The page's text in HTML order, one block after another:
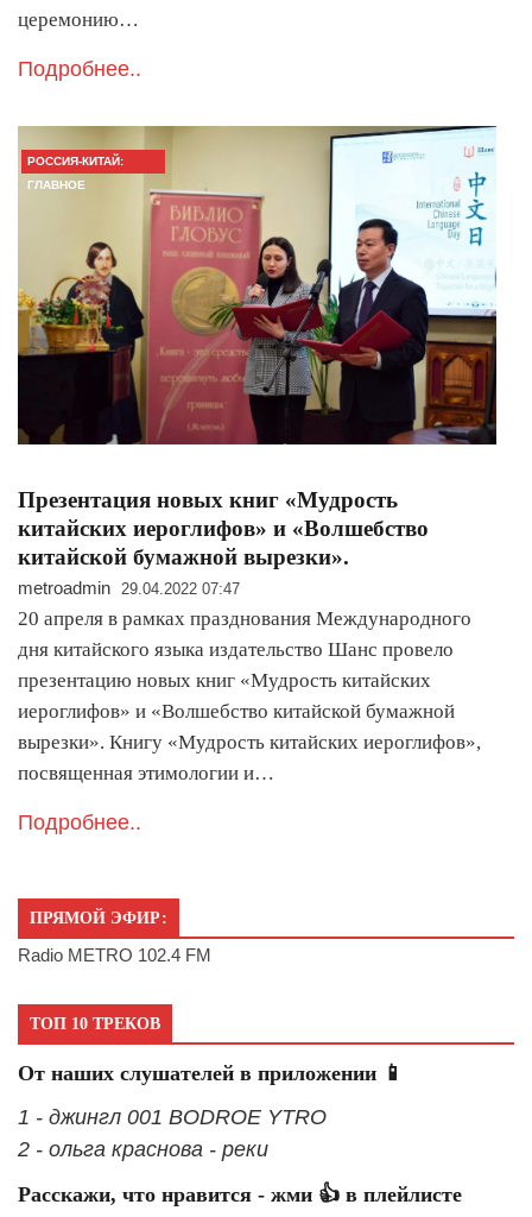
церемонию…
Подробнее..
РОССИЯ-КИТАЙ:
ГЛАВНОЕ
Презентация новых книг «Мудрость
китайских иероглифов» и «Волшебство
китайской бумажной вырезки».
metroadmin 29.04.2022 07:47
20 апреля в рамках празднования Международного
дня китайского языка издательство Шанс провело
презентацию новых книг «Мудрость китайских
иероглифов» и «Волшебство китайской бумажной
вырезки». Книгу «Мудрость китайских иероглифов»,
посвященная этимологии и…
Подробнее..
ПРЯМОЙ ЭФИР:
Radio METRO 102.4 FM
ТОП 10 ТРЕКОВ
От наших слушателей в приложении 📱
1 - джингл 001 BODROE YTRO
2 - ольга краснова - реки
Расскажи, что нравится - жми 👍 в плейлисте